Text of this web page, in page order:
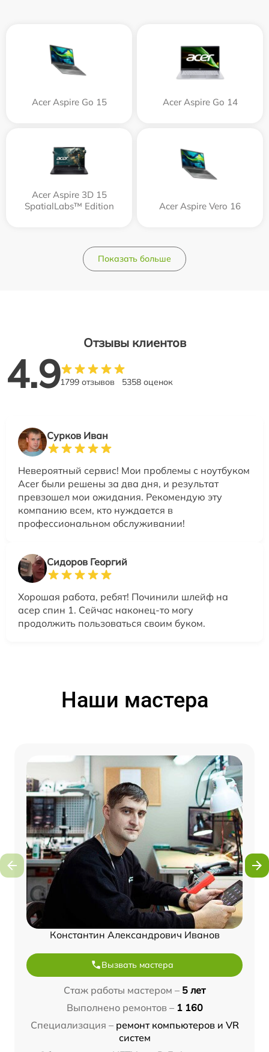
Acer Aspire Go 15 Acer Aspire Go 14
Acer Aspire 3D 15
SpatialLabs™ Edition
Acer Aspire Vero 16
Показать больше
Отзывы клиентов
4.91799 отзывов 5358 оценок
Сурков Иван
Невероятный сервис! Мои проблемы с ноутбуком
Acer были решены за два дня, и результат
превзошел мои ожидания. Рекомендую эту
компанию всем, кто нуждается в
профессиональном обслуживании!
Сидоров Георгий
Хорошая работа, ребят! Починили шлейф на
асер спин 1. Сейчас наконец-то могу
продолжить пользоваться своим буком.
Наши мастера
Константин Александрович Иванов
Вызвать мастера
Стаж работы мастером – 5 лет
Выполнено ремонтов – 1 160
Специализация – ремонт компьютеров и VR
систем